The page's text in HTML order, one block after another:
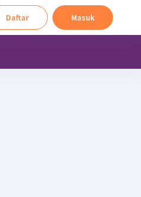
Daftar Masuk